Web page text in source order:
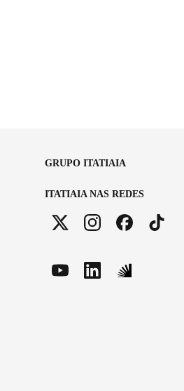
GRUPO ITATIAIA
ITATIAIA NAS REDES